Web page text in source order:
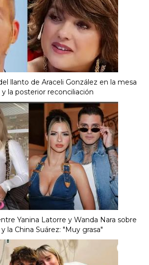
llanto de Araceli González en la mesa
la posterior reconciliación
Yanina Latorre y Wanda Nara sobre
la China Suárez: "Muy grasa"